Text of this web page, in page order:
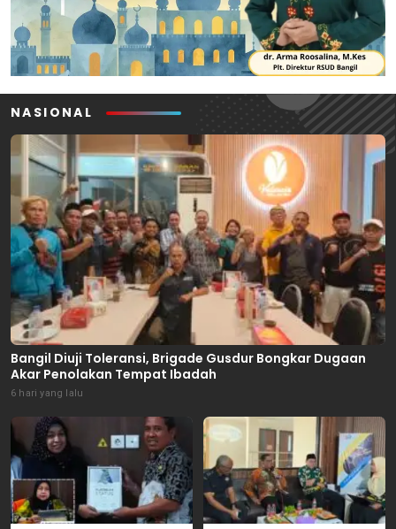
NASIONAL
Bangil Diuji Toleransi, Brigade Gusdur Bongkar Dugaan
Akar Penolakan Tempat Ibadah
6 hari yang lalu